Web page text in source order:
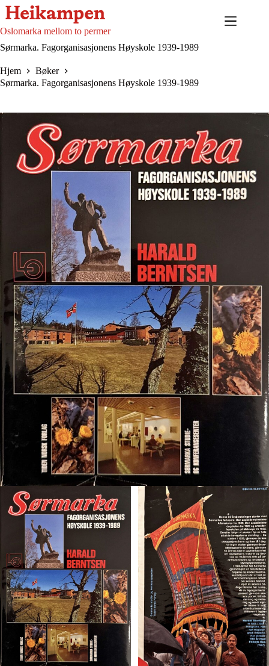
Hopp
til
innholdet
Oslomarka mellom to permer
Sørmarka. Fagorganisasjonens Høyskole 1939-1989
Hjem
Bøker
Sørmarka. Fagorganisasjonens Høyskole 1939-1989